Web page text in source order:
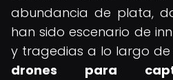
abundancia de plata,
han sido escenario de
y tragedias a lo largo de
drones para